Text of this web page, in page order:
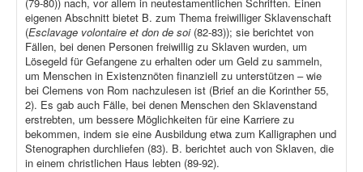
eigenen Abschnitt bietet B. zum Thema freiwilliger Sklavenschaft
(Esclavage volontaire et don de soi(82-83)); sie berichtet von
Fällen, bei denen Personen freiwillig zu Sklaven wurden, um
Lösegeld für Gefangene zu erhalten oder um Geld zu sammeln,
um Menschen in Existenznöten finanziell zu unterstützen – wie
bei Clemens von Rom nachzulesen ist (Brief an die Korinther 55,
2). Es gab auch Fälle, bei denen Menschen den Sklavenstand
erstrebten, um bessere Möglichkeiten für eine Karriere zu
bekommen, indem sie eine Ausbildung etwa zum Kalligraphen und
Stenographen durchliefen (83). B. berichtet auch von Sklaven, die
in einem christlichen Haus lebten (89-92).